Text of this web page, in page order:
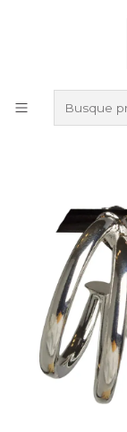
Compra sobre
Aros